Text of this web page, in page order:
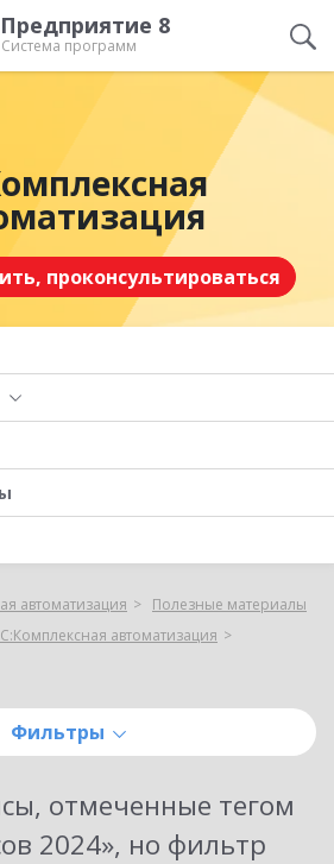
8
Система программ
проконсультироваться
автоматизация
Полезные материалы
автоматизация
Фильтры
отмеченные тегом
2024», но фильтр